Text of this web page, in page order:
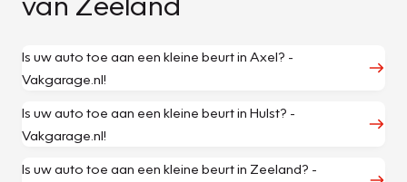
Is uw auto toe aan een kleine beurt in Axel? -
Vakgarage.nl!
Is uw auto toe aan een kleine beurt in Hulst? -
Vakgarage.nl!
Is uw auto toe aan een kleine beurt in Zeeland? -